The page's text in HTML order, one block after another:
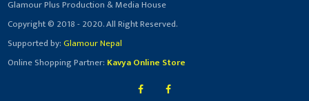
Glamour Plus Production & Media House
Copyright © 2018 - 2020. All Right Reserved.
Supported by:Glamour Nepal
Online Shopping Partner: Kavya Online Store